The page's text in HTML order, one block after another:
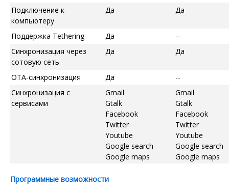
Подключение к
компьютеру
Да Да
Поддержка Tethering Да
--
Синхронизация через
сотовую сеть
Да Да
OTA-синхронизация Да
--
Синхронизация с
сервисами
Gmail
Gtalk
Facebook
Twitter
Youtube
Google search
Google maps
Gmail
Gtalk
Facebook
Twitter
Youtube
Google search
Google maps
Программные возможности